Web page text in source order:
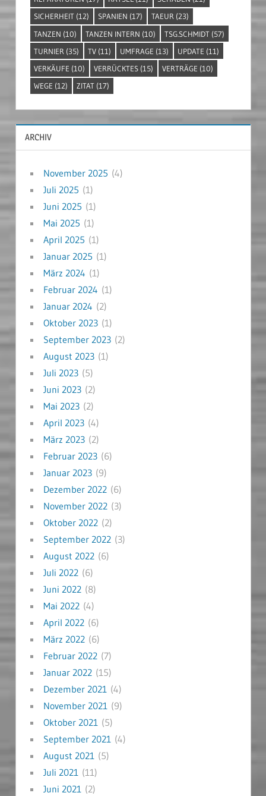
SICHERHEIT (12) SPANIEN (17) TAEUR (23)
TANZEN (10) TANZEN INTERN (10) TSG.SCHMIDT (57)
TURNIER (35) TV (11) UMFRAGE (13) UPDATE (11)
VERKÄUFE (10) VERRÜCKTES (15) VERTRÄGE (10)
WEGE (12) ZITAT (17)
ARCHIV
November 2025 (4)
Juli 2025 (1)
Juni 2025 (1)
Mai 2025 (1)
April 2025 (1)
Januar 2025 (1)
März 2024 (1)
Februar 2024 (1)
Januar 2024 (2)
Oktober 2023(1)
September 2023(2)
August 2023(1)
Juli 2023(5)
Juni 2023(2)
Mai 2023(2)
April 2023(4)
März 2023(2)
Februar 2023(6)
Januar 2023(9)
Dezember 2022(6)
November 2022(3)
Oktober 2022(2)
September 2022(3)
August 2022(6)
Juli 2022(6)
Juni 2022(8)
Mai 2022(4)
April 2022(6)
März 2022(6)
Februar 2022(7)
Januar 2022(15)
Dezember 2021(4)
November 2021(9)
Oktober 2021(5)
September 2021(4)
August 2021(5)
Juli 2021(11)
Juni 2021(2)